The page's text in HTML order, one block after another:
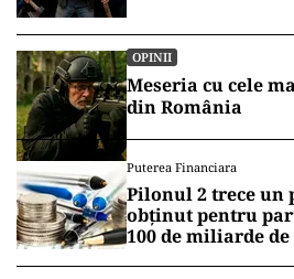
OPINII
Meseria cu cele
din România
Puterea Financiara
Pilonul 2 trece un
obținut pentru
100 de miliarde